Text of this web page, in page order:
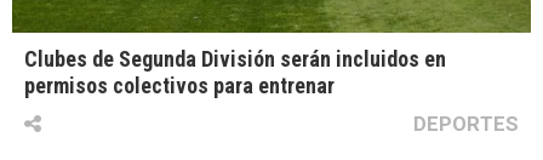
Clubes de Segunda División serán incluidos en
permisos colectivos para entrenar
DEPORTES